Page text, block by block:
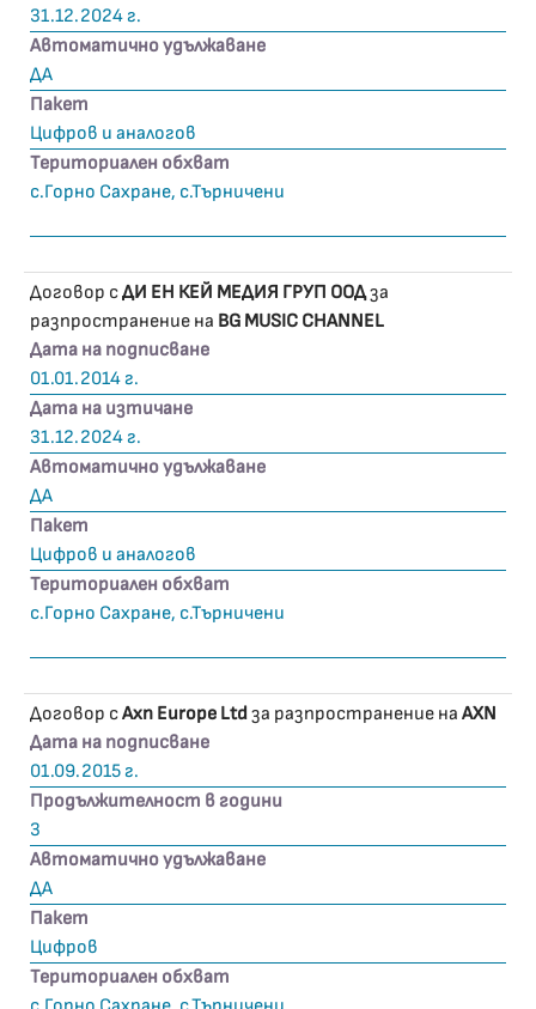
31.12.2024 г.
Автоматично удължаване
ДА
Пакет
Цифров и аналогов
Териториален обхват
с.Горно Сахране, с.Търничени
Договор сДИ ЕН КЕЙ МЕДИЯ ГРУП ООДза
разпространение на BG MUSIC CHANNEL
Дата на подписване
01.01.2014 г.
Дата на изтичане
31.12.2024 г.
Автоматично удължаване
ДА
Пакет
Цифров и аналогов
Териториален обхват
с.Горно Сахране, с.Търничени
Договор сAxn Europe Ltdза разпространение на AXN
Дата на подписване
01.09.2015 г.
Продължителност в години
3
Автоматично удължаване
ДА
Пакет
Цифров
Териториален обхват